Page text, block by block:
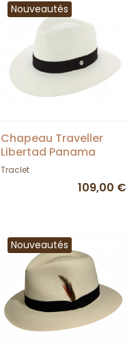
Nouveautés
Chapeau Traveller
Libertad Panama
Blanc UPF 50 + -
Traclet
109,00 €
Nouveautés